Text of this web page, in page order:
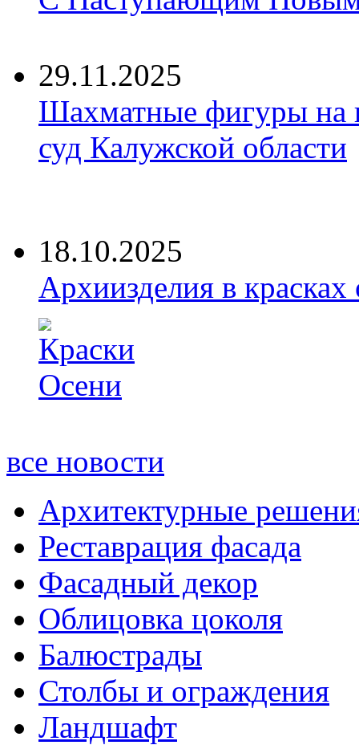
29.11.2025
Шахматные фигуры на
суд Калужской области
18.10.2025
Архиизделия в красках
все новости
Архитектурные
Реставрация фасада
Фасадный декор
Облицовка цоколя
Балюстрады
Столбы и ограждения
Ландшафт